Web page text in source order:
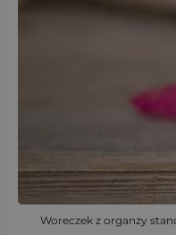
Woreczek z organzy